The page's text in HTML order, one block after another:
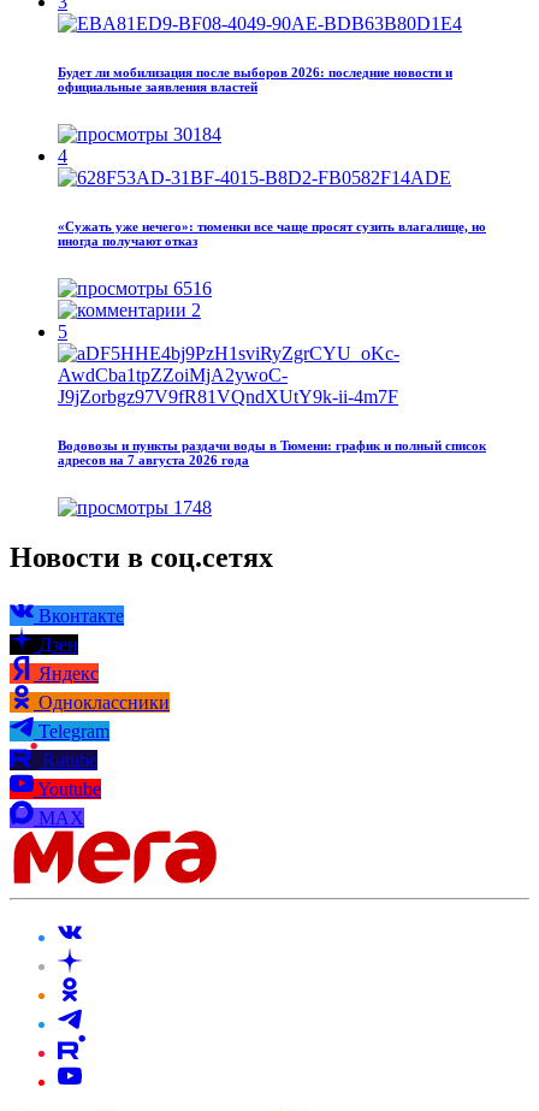
Будет ли мобилизация после выборов 2026: последние новости и
официальные заявления властей
30184
4
«Сужать уже нечего»: тюменки все чаще просят сузить влагалище, но
иногда получают отказ
6516
2
5
Водовозы и пункты раздачи воды в Тюмени: график и полный список
адресов на 7 августа 2026 года
1748
Новости в соц.сетях
Вконтакте
Дзен
Яндекс
Одноклассники
Telegram
Rutube
Youtube
MAX